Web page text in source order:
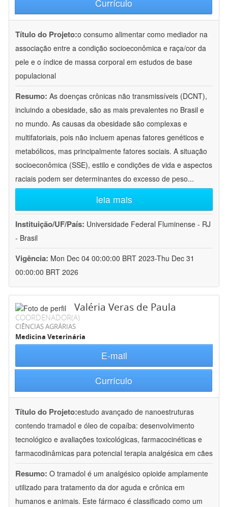
Currículo
Título do Projeto:o consumo alimentar como mediador na
associação entre a condição socioeconômica e raça/cor da
pele e o índice de massa corporal em estudos de base
populacional
Resumo: As doenças crônicas não transmissíveis (DCNT),
incluindo a obesidade, são as mais prevalentes no Brasil e
no mundo. As causas da obesidade são complexas e
multifatoriais, pois não incluem apenas fatores genéticos e
metabólicos, mas principalmente fatores sociais. A situação
socioeconômica (SSE), estilo e condições de vida e aspectos
raciais podem ser determinantes do excesso de peso...
leia mais
Instituição/UF/País: Universidade Federal Fluminense - RJ
- Brasil
Vigência: Mon Dec 04 00:00:00 BRT 2023-Thu Dec 31
00:00:00 BRT 2026
Valéria Veras de Paula
COORDENADOR(A)
CIÊNCIAS AGRÁRIAS
Medicina Veterinária
E-mail
Currículo
Título do Projeto:estudo avançado de nanoestruturas
contendo tramadol e óleo de copaíba: desenvolvimento
tecnológico e avaliações toxicológicas, farmacocinéticas e
farmacodinâmicas para potencial terapia analgésica em cães
Resumo: O tramadol é um analgésico opioide amplamente
utilizado para tratamento da dor aguda e crônica em
humanos e animais. Este fármaco é classificado como um